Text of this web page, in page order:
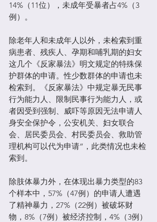
14%（11位），未成年受暴者占4%（3
例）。
除老年人和未成年人以外，未检索到重
病患者、残疾人、孕期和哺乳期的妇女
这几个《反家暴法》明文规定的特殊保
护群体的申请。性少数群体的申请也未
检索到。《反家暴法》中规定暴无民事
行为能力人、限制民事行为能力人，或
者因受到强制、威吓等原因无法申请人
身安全保护令，公安机关、妇女联合
会、居民委员会、村民委员会、救助管
理机构可以代为申请”，此类情况也未检
索到。
除肢体暴力外，在体现出暴力类型的83
个样本中，57%（47例）的申请人遭遇
了精神暴力，27%（22例）被破坏财
物，8%（7例）被经济控制，4%（3例）